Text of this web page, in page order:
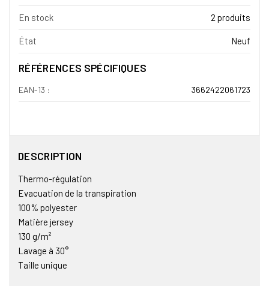
En stock 2 produits
État Neuf
RÉFÉRENCES SPÉCIFIQUES
EAN-13 : 3662422061723
DESCRIPTION
Thermo-régulation
Evacuation de la transpiration
100% polyester
Matière jersey
130 g/m²
Lavage à 30°
Taille unique